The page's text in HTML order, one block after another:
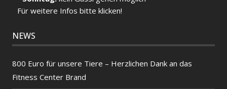
Für weitere Infos bitte klicken!
NEWS
800 Euro für unsere Tiere – Herzlichen Dank an das
Fitness Center Brand